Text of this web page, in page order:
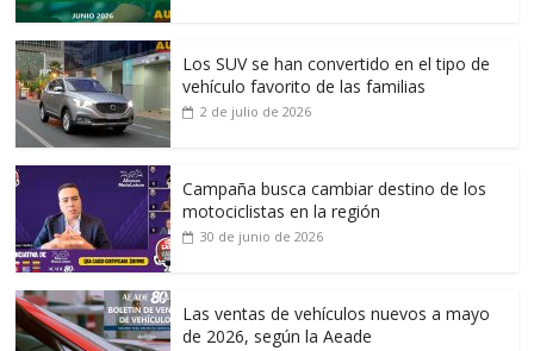
Los SUV se han convertido en el tipo de
vehículo favorito de las familias
2 de julio de 2026
Campaña busca cambiar destino de los
motociclistas en la región
30 de junio de 2026
Las ventas de vehículos nuevos a mayo
de 2026, según la Aeade